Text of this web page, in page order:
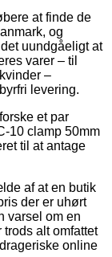
at finde de
og
uundgåeligt at
varer – til
–
levering.
et par
10 clamp 50mm
til at antage
af at en butik
der er uhørt
varsel om en
alt omfattet
online